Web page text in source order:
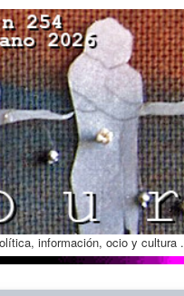
información, ocio y cultura